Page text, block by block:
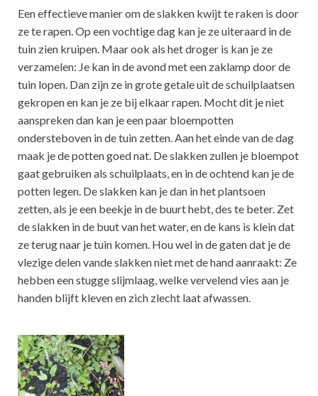
Een effectieve manier om de slakken kwijt te raken is door
ze te rapen. Op een vochtige dag kan je ze uiteraard in de
tuin zien kruipen. Maar ook als het droger is kan je ze
verzamelen: Je kan in de avond met een zaklamp door de
tuin lopen. Dan zijn ze in grote getale uit de schuilplaatsen
gekropen en kan je ze bij elkaar rapen. Mocht dit je niet
aanspreken dan kan je een paar bloempotten
ondersteboven in de tuin zetten. Aan het einde van de dag
maak je de potten goed nat. De slakken zullen je bloempot
gaat gebruiken als schuilplaats, en in de ochtend kan je de
potten legen. De slakken kan je dan in het plantsoen
zetten, als je een beekje in de buurt hebt, des te beter. Zet
de slakken in de buut van het water, en de kans is klein dat
ze terug naar je tuin komen. Hou wel in de gaten dat je de
vlezige delen vande slakken niet met de hand aanraakt: Ze
hebben een stugge slijmlaag, welke vervelend vies aan je
handen blijft kleven en zich zlecht laat afwassen.